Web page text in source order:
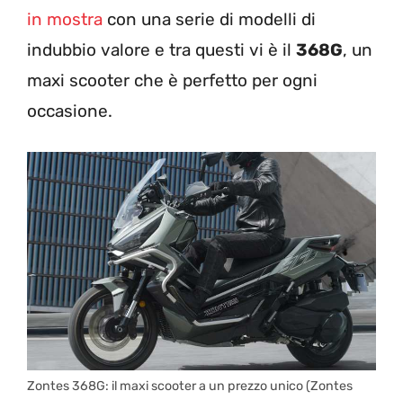
in mostra con una serie di modelli di
indubbio valore e tra questi vi è il 368G, un
maxi scooter che è perfetto per ogni
occasione.
Zontes 368G: il maxi scooter a un prezzo unico (Zontes